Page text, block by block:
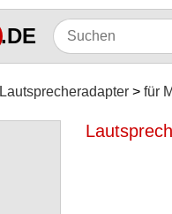
.DE
Lautsprecheradapter für